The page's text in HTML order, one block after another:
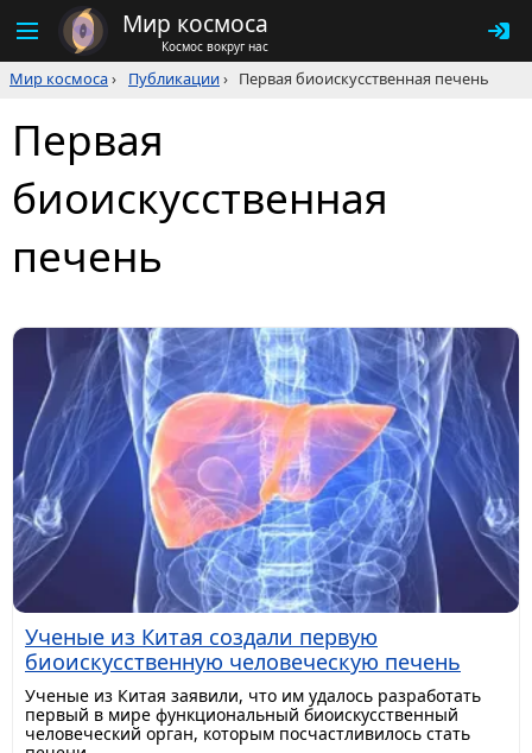
Мир космоса
Космос вокруг нас
Мир космоса› Публикации› Первая биоискусственная печень
Первая
биоискусственная
печень
Ученые из Китая создали первую
биоискусственную человеческую печень
Ученые из Китая заявили, что им удалось разработать
первый в мире функциональный биоискусственный
человеческий орган, которым посчастливилось стать